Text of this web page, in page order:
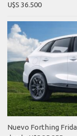
U$S 36.500
Nuevo Forthing